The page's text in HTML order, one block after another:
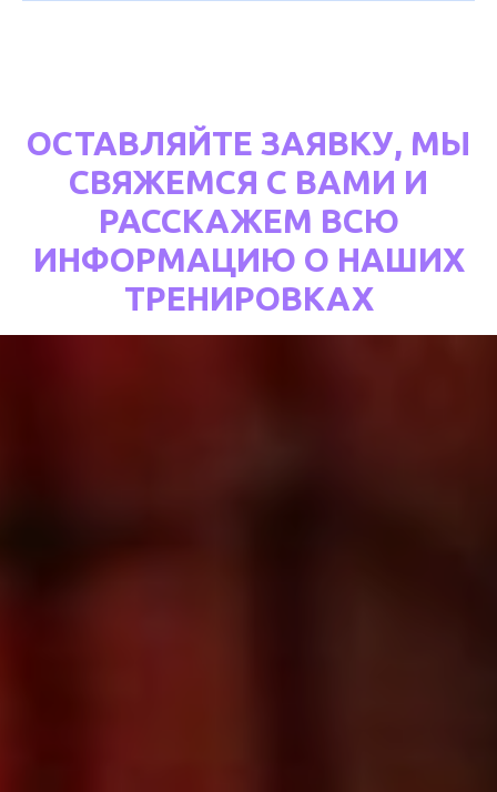
ОСТАВЛЯЙТЕ ЗАЯВКУ, МЫ
СВЯЖЕМСЯ С ВАМИ И
РАССКАЖЕМ ВСЮ
ИНФОРМАЦИЮ О НАШИХ
ТРЕНИРОВКАХ